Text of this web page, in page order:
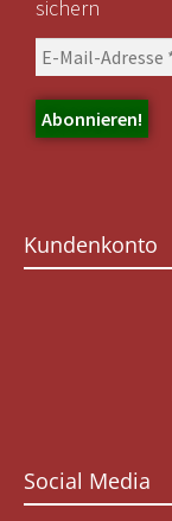
sichern
Kundenkonto
Social Media